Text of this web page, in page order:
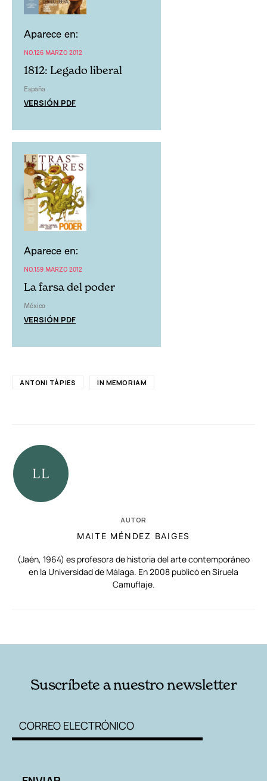
Aparece en:
NO.126 MARZO 2012
1812: Legado liberal
España
VERSIÓN PDF
Aparece en:
NO.159 MARZO 2012
La farsa del poder
México
VERSIÓN PDF
ANTONI TÀPIES IN MEMORIAM
AUTOR
MAITE MÉNDEZ BAIGES
(Jaén, 1964) es profesora de historia del arte contemporáneo
en la Universidad de Málaga. En 2008 publicó en Siruela
Camuflaje.
Suscríbete a nuestro newsletter